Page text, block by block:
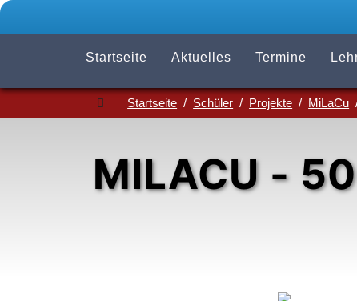
Startseite Aktuelles Termine
Startseite Schüler Projekte MiLaCu
MILACU -